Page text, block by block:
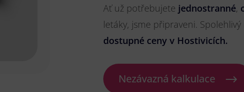
Ať už potřebujete jednostranné,
letáky, jsme připraveni.
dostupné ceny v Hostivicích.
Nezávazná kalkulace